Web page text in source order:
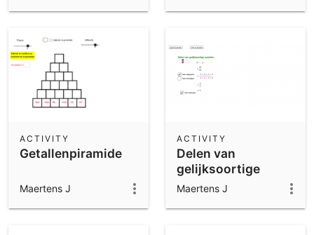
Getallenpiramide
ACTIVITY
Maertens J
Delen van
gelijksoortige
machten
ACTIVITY
Maertens J